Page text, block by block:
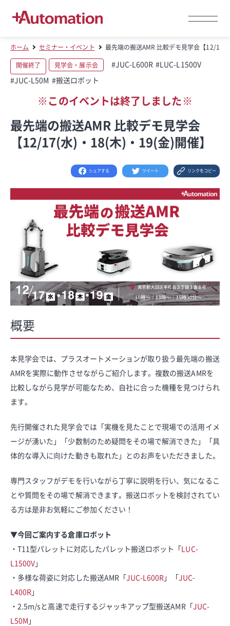
ホーム セミナー・イベント 最先端の搬送AMR 比較デモ見学会【12/17(
開催終了 見学会・展示会 #JUC-L600R #LUC-L1500V
#JUC-L50M #搬送ロボット
※このイベントは終了しました※
最先端の搬送AMR 比較デモ見学会
【12/17(水)・18(木)・19(金)開催】
シェアする ツイート リンクをコピー
概要
本見学会では、プラスオートメーションが取り扱う最先端の搬送
AMRを実際に動作させながらご紹介します。複数の搬送AMRを
比較しながら見学が可能なため、自社に合った機種を見つけられ
ます。
先行開催された見学会では「実機を見たことで現場での活用イメ
ージが湧いた」「少数制のため疑問をその場で解消できた」「具
体的な導入に向けた動きも取れた」とのお声をいただきました。
専門スタッフがデモを行いながら丁寧に説明を行い、気になるこ
とや質問をその場で解消できます。搬送ロボットを検討されてい
る方は是非お気軽にご参加ください！
▼今回ご案内する倉庫ロボット
・T11型パレットに対応したパレット搬送ロボット「LUC-
L1500V」
・多様な荷姿に対応した搬送AMR「JUC-L600R」「JUC-
L400R」
・2.5m/sと高速で走行するジャッキアップ型搬送AMR「JUC-
L50M 」